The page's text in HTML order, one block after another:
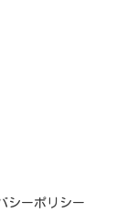
シーポリシー